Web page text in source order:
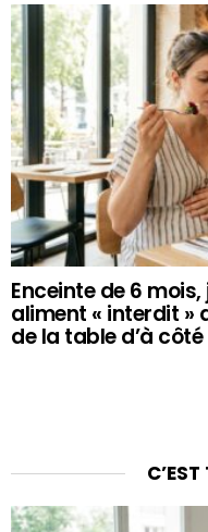
Enceinte de 6
aliment « interdit »
de la table d’à